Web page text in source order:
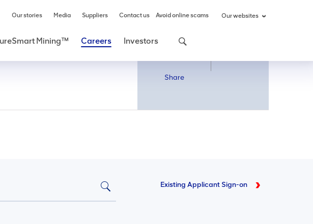
Our stories Media Suppliers Contact us Avoid online scams Our websites
Mining™ Careers InvestorsShare
Share
Existing Applicant Sign-on